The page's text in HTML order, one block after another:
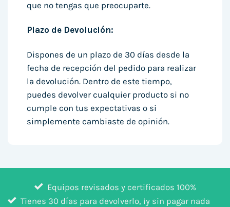
que no tengas que preocuparte.
Plazo de Devolución:
Dispones de un plazo de 30 días desde la
fecha de recepción del pedido para realizar
la devolución. Dentro de este tiempo,
puedes devolver cualquier producto si no
cumple con tus expectativas o si
simplemente cambiaste de opinión.
Equipos revisados y certificados 100%
Tienes 30 días para devolverlo, ¡y sin pagar nada